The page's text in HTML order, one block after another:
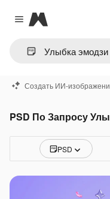
Close menu
Magnific
Создать ИИ-
PSD